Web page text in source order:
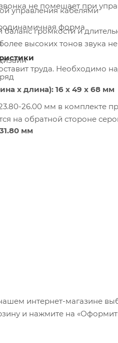
не помешает при
громкости и
высоких тонов звука
труда. Необходимо
26.00 мм в комплекте
на обратной стороне
управления кабелями
форма
х длина): 16 x 49 x 68 мм
мм
интернет-магазине
и нажмите на